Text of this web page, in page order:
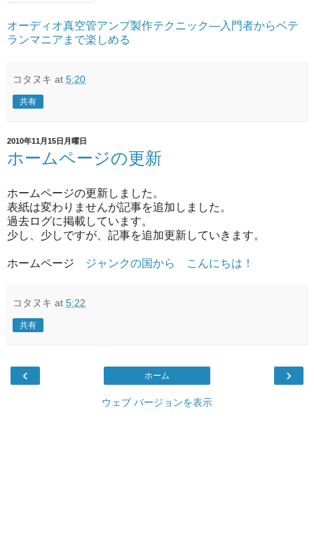
オーディオ真空管アンプ製作テクニック―入門者からベテ
ランマニアまで楽しめる
コタヌキ at 5:20
共有
2010年11月15日月曜日
ホームページの更新
ホームページの更新しました。
表紙は変わりませんが記事を追加しました。
過去ログに掲載しています。
少し、少しですが、記事を追加更新していきます。
ホームページ ジャンクの国から こんにちは！
コタヌキ at 5:22
共有
‹ ›
ホーム
ウェブ バージョンを表示